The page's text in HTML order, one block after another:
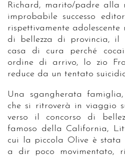
Richard, marito/padre alla
improbabile successo
rispettivamente
di bellezza di provincia, il
casa di cura perché
ordine di arrivo, lo zio
reduce da un tentato
Una sgangherata
che si ritroverà in viaggio
verso il concorso di
famoso della California,
cui la piccola Olive è stata
a dir poco movimentato,